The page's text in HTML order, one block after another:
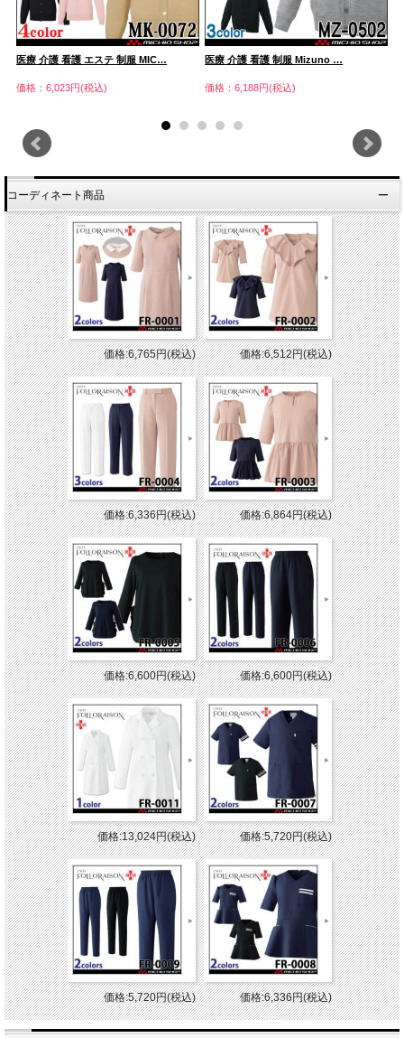
医療 介護 看護 エステ 制服 MIC…
価格：6,023円(税込)
医療 介護 看護 制服 Mizuno …
価格：6,188円(税込)
コーディネート商品
価格:6,765円(税込) 価格:6,512円(税込)
価格:6,336円(税込) 価格:6,864円(税込)
価格:6,600円(税込) 価格:6,600円(税込)
価格:13,024円(税込) 価格:5,720円(税込)
価格:5,720円(税込) 価格:6,336円(税込)